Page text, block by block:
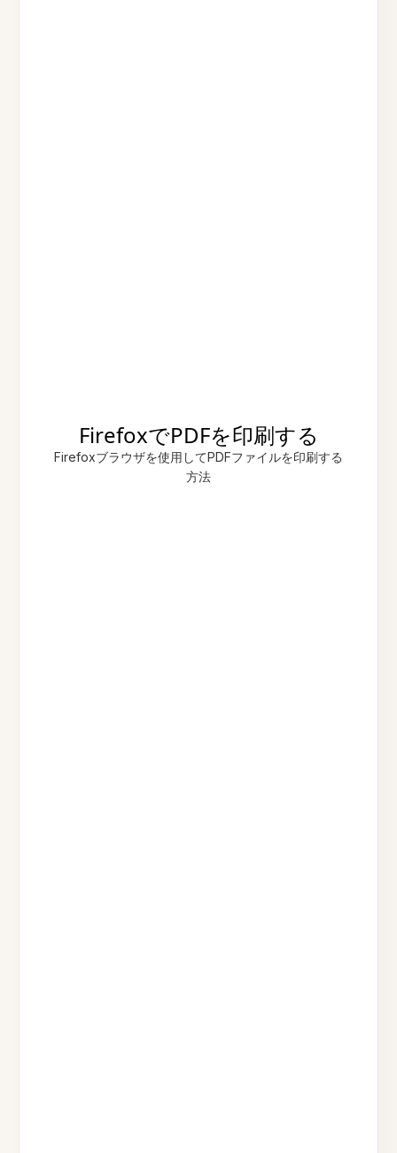
FirefoxでPDFを印刷する
Firefoxブラウザを使用してPDFファイルを印刷する
方法